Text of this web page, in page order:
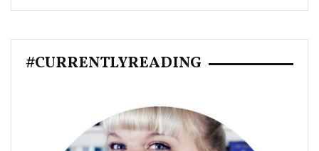
#CURRENTLYREADING